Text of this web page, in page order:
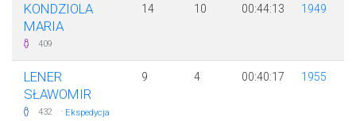
KONDZIOLA
MARIA
409
14 10 00:44:13 1949
LENER
SŁAWOMIR
432 · Ekspedycja
9 4 00:40:17 1955